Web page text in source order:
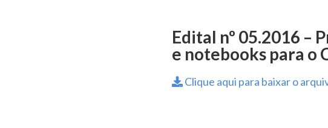
Edital nº 05.2016 –
e notebooks para o
Clique aqui para baixar o